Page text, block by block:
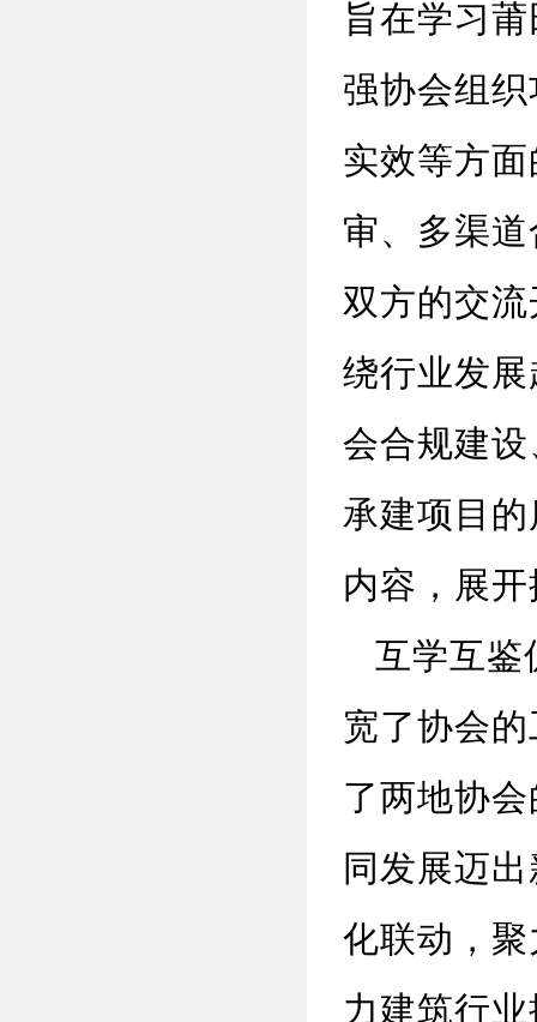
旨在学习
强协会组
实效等方
审、 多渠
双方的交流
绕行业发
会合规建设
承建项目
内容 ， 展
互学互鉴
宽了协会的
了两地协会
同发展迈出
化联动，
力建筑行